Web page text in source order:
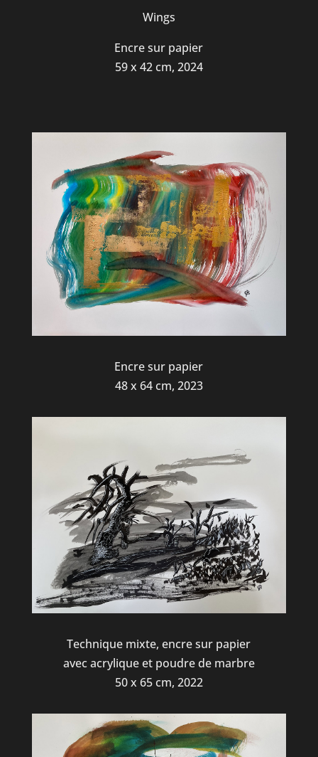
Wings
Encre sur papier
59 x 42 cm, 2024
Encre sur papier
48 x 64 cm, 2023
Technique mixte, encre sur papier
avec acrylique et poudre de marbre
50 x 65 cm, 2022